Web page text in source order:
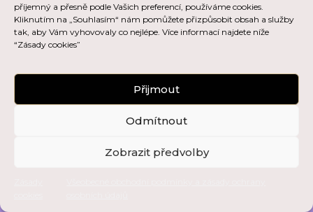
příjemný a přesně podle Vašich preferencí, používáme cookies.
Kliknutím na „Souhlasím“ nám pomůžete přizpůsobit obsah a služby
tak, aby Vám vyhovovaly co nejlépe. Více informací najdete níže
“Zásady cookies”
Přijmout
Odmítnout
Zobrazit předvolby